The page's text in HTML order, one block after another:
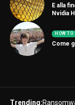
E alla
Nvidia
HOW TO
Come
Trending: